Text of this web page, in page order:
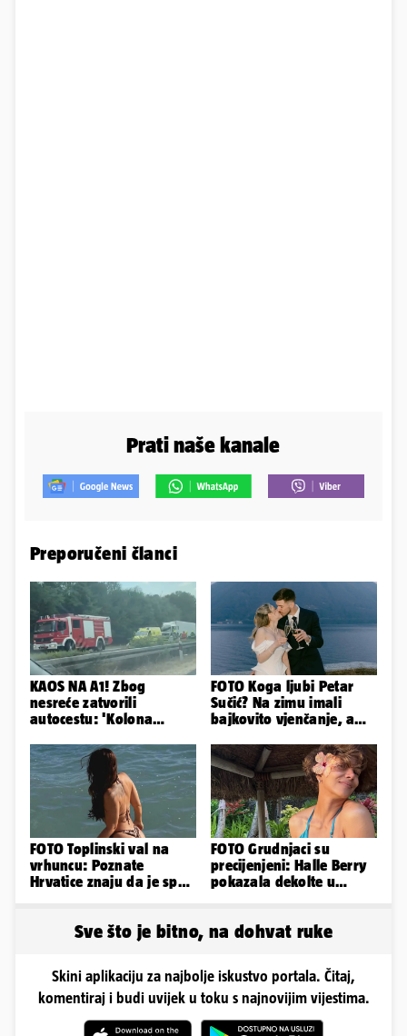
Prati naše kanale
Preporučeni članci
KAOS NA A1! Zbog
nesreće zatvorili
autocestu: 'Kolona
km...'
FOTO Koga ljubi Petar
Sučić? Na zimu imali
bajkovito vjenčanje, a
sin!
FOTO Toplinski val na
vrhuncu: Poznate
Hrvatice znaju da je spas
FOTO Grudnjaci su
precijenjeni: Halle Berry
pokazala dekolte u
Sve što je bitno, na dohvat ruke
Skini aplikaciju za najbolje iskustvo portala. Čitaj,
komentiraj i budi uvijek u toku s najnovijim vijestima.